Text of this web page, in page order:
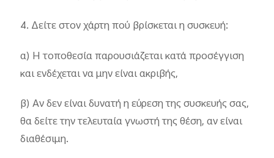
4. Δείτε στον χάρτη πού βρίσκεται η συσκευή:
α) Η τοποθεσία παρουσιάζεται κατά προσέγγιση
και ενδέχεται να μην είναι ακριβής,
β) Αν δεν είναι δυνατή η εύρεση της συσκευής σας,
θα δείτε την τελευταία γνωστή της θέση, αν είναι
διαθέσιμη.